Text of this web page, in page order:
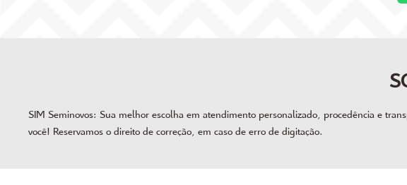
SIM Seminovos: Sua melhor escolha em atendimento personalizado, procedência e
você! Reservamos o direito de correção, em caso de erro de digitação.